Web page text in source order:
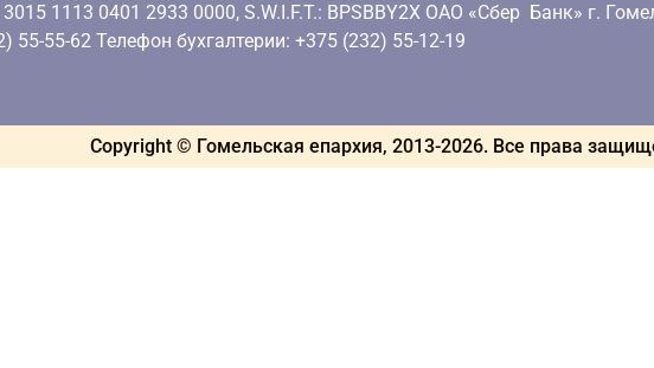
1113 0401 2933 0000, S.W.I.F.T.: BPSBBY2X ОАО «Сбер Банк» г.
55-55-62 Телефон бухгалтерии: +375 (232) 55-12-19
Copyright © Гомельская епархия, 2013-2026. Все права